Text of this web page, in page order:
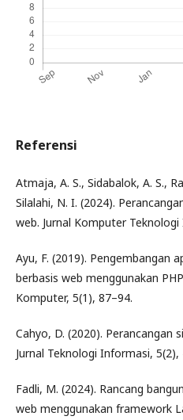
Referensi
Atmaja, A. S., Sidabalok, A. S.,
Silalahi, N. I. (2024).
web. Jurnal Komputer
Ayu, F. (2019). Pengembangan
berbasis web menggunakan
Komputer, 5(1), 87–94.
Cahyo, D. (2020). Perancangan
Jurnal Teknologi Informasi, 5(2),
Fadli, M. (2024). Rancang
web menggunakan framework